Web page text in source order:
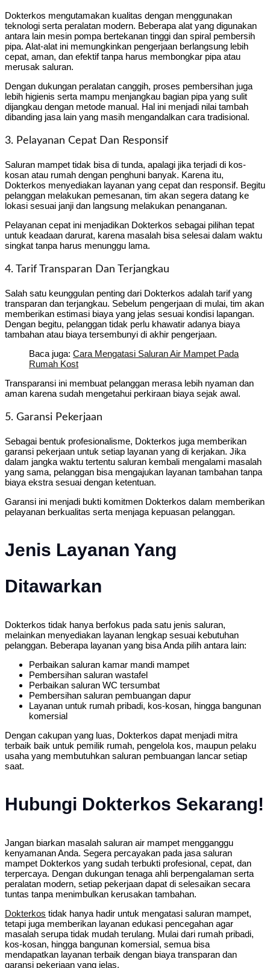
Dokterkos mengutamakan kualitas dengan menggunakan
teknologi serta peralatan modern. Beberapa alat yang digunakan
antara lain mesin pompa bertekanan tinggi dan spiral pembersih
pipa. Alat-alat ini memungkinkan pengerjaan berlangsung lebih
cepat, aman, dan efektif tanpa harus membongkar pipa atau
merusak saluran.
Dengan dukungan peralatan canggih, proses pembersihan juga
lebih higienis serta mampu menjangkau bagian pipa yang sulit
dijangkau dengan metode manual. Hal ini menjadi nilai tambah
dibanding jasa lain yang masih mengandalkan cara tradisional.
3. Pelayanan Cepat Dan Responsif
Saluran mampet tidak bisa di tunda, apalagi jika terjadi di kos-
kosan atau rumah dengan penghuni banyak. Karena itu,
Dokterkos menyediakan layanan yang cepat dan responsif. Begitu
pelanggan melakukan pemesanan, tim akan segera datang ke
lokasi sesuai janji dan langsung melakukan penanganan.
Pelayanan cepat ini menjadikan Dokterkos sebagai pilihan tepat
untuk keadaan darurat, karena masalah bisa selesai dalam waktu
singkat tanpa harus menunggu lama.
4. Tarif Transparan Dan Terjangkau
Salah satu keunggulan penting dari Dokterkos adalah tarif yang
transparan dan terjangkau. Sebelum pengerjaan di mulai, tim akan
memberikan estimasi biaya yang jelas sesuai kondisi lapangan.
Dengan begitu, pelanggan tidak perlu khawatir adanya biaya
tambahan atau biaya tersembunyi di akhir pengerjaan.
Baca juga: Cara Mengatasi Saluran Air Mampet Pada
Rumah Kost
Transparansi ini membuat pelanggan merasa lebih nyaman dan
aman karena sudah mengetahui perkiraan biaya sejak awal.
5. Garansi Pekerjaan
Sebagai bentuk profesionalisme, Dokterkos juga memberikan
garansi pekerjaan untuk setiap layanan yang di kerjakan. Jika
dalam jangka waktu tertentu saluran kembali mengalami masalah
yang sama, pelanggan bisa mengajukan layanan tambahan tanpa
biaya ekstra sesuai dengan ketentuan.
Garansi ini menjadi bukti komitmen Dokterkos dalam memberikan
pelayanan berkualitas serta menjaga kepuasan pelanggan.
Jenis Layanan Yang
Ditawarkan
Dokterkos tidak hanya berfokus pada satu jenis saluran,
melainkan menyediakan layanan lengkap sesuai kebutuhan
pelanggan. Beberapa layanan yang bisa Anda pilih antara lain:
Perbaikan saluran kamar mandi mampet
Pembersihan saluran wastafel
Perbaikan saluran WC tersumbat
Pembersihan saluran pembuangan dapur
Layanan untuk rumah pribadi, kos-kosan, hingga bangunan
komersial
Dengan cakupan yang luas, Dokterkos dapat menjadi mitra
terbaik baik untuk pemilik rumah, pengelola kos, maupun pelaku
usaha yang membutuhkan saluran pembuangan lancar setiap
saat.
Hubungi Dokterkos Sekarang!
Jangan biarkan masalah saluran air mampet mengganggu
kenyamanan Anda. Segera percayakan pada jasa saluran
mampet Dokterkos yang sudah terbukti profesional, cepat, dan
terpercaya. Dengan dukungan tenaga ahli berpengalaman serta
peralatan modern, setiap pekerjaan dapat di selesaikan secara
tuntas tanpa menimbulkan kerusakan tambahan.
Dokterkos tidak hanya hadir untuk mengatasi saluran mampet,
tetapi juga memberikan layanan edukasi pencegahan agar
masalah serupa tidak mudah terulang. Mulai dari rumah pribadi,
kos-kosan, hingga bangunan komersial, semua bisa
mendapatkan layanan terbaik dengan biaya transparan dan
garansi pekerjaan yang jelas.